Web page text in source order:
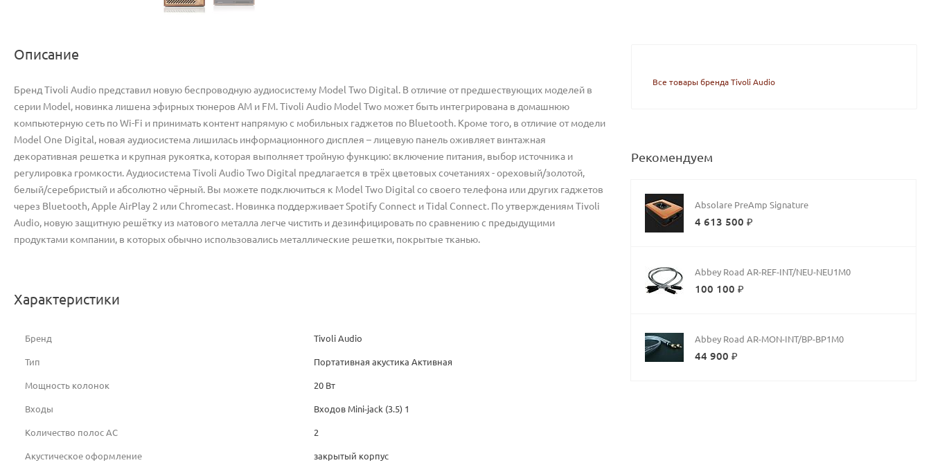
Описание
Бренд Tivoli Audio представил новую беспроводную аудиосистему Model Two Digital. В отличие от предшествующих моделей в
серии Model, новинка лишена эфирных тюнеров AM и FM. Tivoli Audio Model Two может быть интегрирована в домашнюю
компьютерную сеть по Wi-Fi и принимать контент напрямую с мобильных гаджетов по Bluetooth. Кроме того, в отличие от модели
Model One Digital, новая аудиосистема лишилась информационного дисплея – лицевую панель оживляет винтажная
декоративная решетка и крупная рукоятка, которая выполняет тройную функцию: включение питания, выбор источника и
регулировка громкости. Аудиосистема Tivoli Audio Two Digital предлагается в трёх цветовых сочетаниях - ореховый/золотой,
белый/серебристый и абсолютно чёрный. Вы можете подключиться к Model Two Digital со своего телефона или других гаджетов
через Bluetooth, Apple AirPlay 2 или Chromecast. Новинка поддерживает Spotify Connect и Tidal Connect. По утверждениям Tivoli
Audio, новую защитную решётку из матового металла легче чистить и дезинфицировать по сравнению с предыдущими
продуктами компании, в которых обычно использовались металлические решетки, покрытые тканью.
Характеристики
Бренд Tivoli Audio
Тип Портативная акустика Активная
Мощность колонок 20 Вт
Входы Входов Mini-jack (3.5) 1
Количество полос AC 2
Акустическое оформление закрытый корпус
Все товары бренда Tivoli Audio
Рекомендуем
Absolare PreAmp Signature
4 613 500 ₽
Abbey Road AR-REF-INT/NEU-NEU1M0
100 100 ₽
Abbey Road AR-MON-INT/BP-BP1M0
44 900 ₽